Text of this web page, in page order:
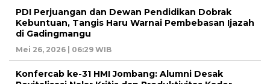
PDI Perjuangan dan Dewan Pendidikan Dobrak
Kebuntuan, Tangis Haru Warnai Pembebasan Ijazah
di Gadingmangu
Mei 26, 2026 | 06:29 WIB
Konfercab ke-31 HMI Jombang: Alumni Desak